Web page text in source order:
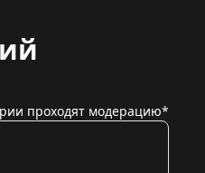
проходят модерацию*